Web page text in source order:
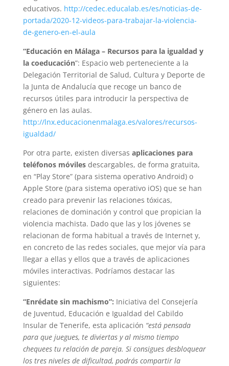
educativos. http://cedec.educalab.es/es/noticias-de-
portada/2020-12-videos-para-trabajar-la-violencia-
de-genero-en-el-aula
“Educación en Málaga – Recursos para la igualdad y
la coeducación”: Espacio web perteneciente a la
Delegación Territorial de Salud, Cultura y Deporte de
la Junta de Andalucía que recoge un banco de
recursos útiles para introducir la perspectiva de
género en las aulas.
http://lnx.educacionenmalaga.es/valores/recursos-
igualdad/
Por otra parte, existen diversas aplicaciones para
teléfonos móvilesdescargables, de forma gratuita,
en “Play Store” (para sistema operativo Android) o
Apple Store (para sistema operativo iOS) que se han
creado para prevenir las relaciones tóxicas,
relaciones de dominación y control que propician la
violencia machista. Dado que las y los jóvenes se
relacionan de forma habitual a través de Internet y,
en concreto de las redes sociales, que mejor vía para
llegar a ellas y ellos que a través de aplicaciones
móviles interactivas. Podríamos destacar las
siguientes:
“Enrédate sin machismo”: Iniciativa del Consejería
de Juventud, Educación e Igualdad del Cabildo
Insular de Tenerife, esta aplicación “está pensada
para que juegues, te diviertas y al mismo tiempo
chequees tu relación de pareja. Si consigues desbloquear
los tres niveles de dificultad, podrás compartir la